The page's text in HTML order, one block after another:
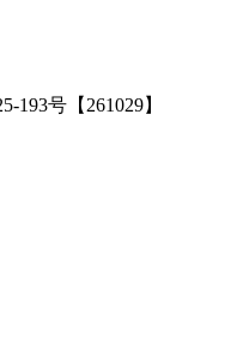
号【261029】